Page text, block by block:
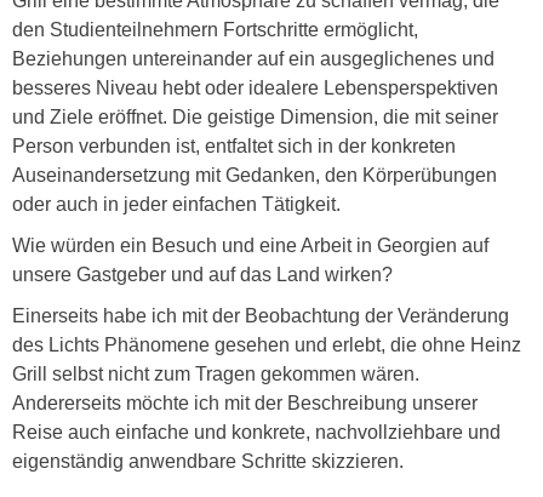
den Studienteilnehmern Fortschritte ermöglicht,
Beziehungen untereinander auf ein ausgeglichenes und
besseres Niveau hebt oder idealere Lebensperspektiven
und Ziele eröffnet. Die geistige Dimension, die mit seiner
Person verbunden ist, entfaltet sich in der konkreten
Auseinandersetzung mit Gedanken, den Körperübungen
oder auch in jeder einfachen Tätigkeit.
Wie würden ein Besuch und eine Arbeit in Georgien auf
unsere Gastgeber und auf das Land wirken?
Einerseits habe ich mit der Beobachtung der Veränderung
des Lichts Phänomene gesehen und erlebt, die ohne Heinz
Grill selbst nicht zum Tragen gekommen wären.
Andererseits möchte ich mit der Beschreibung unserer
Reise auch einfache und konkrete, nachvollziehbare und
eigenständig anwendbare Schritte skizzieren.